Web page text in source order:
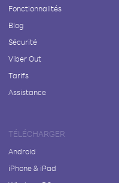
Fonctionnalités
Blog
Sécurité
Viber Out
Tarifs
Assistance
TÉLÉCHARGER
Android
iPhone & iPad